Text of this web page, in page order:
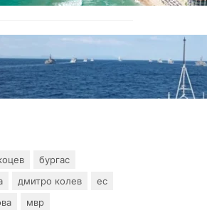
минен ловец за
флот пристига
на годината
бургас
дмитро колев
ес
мвр